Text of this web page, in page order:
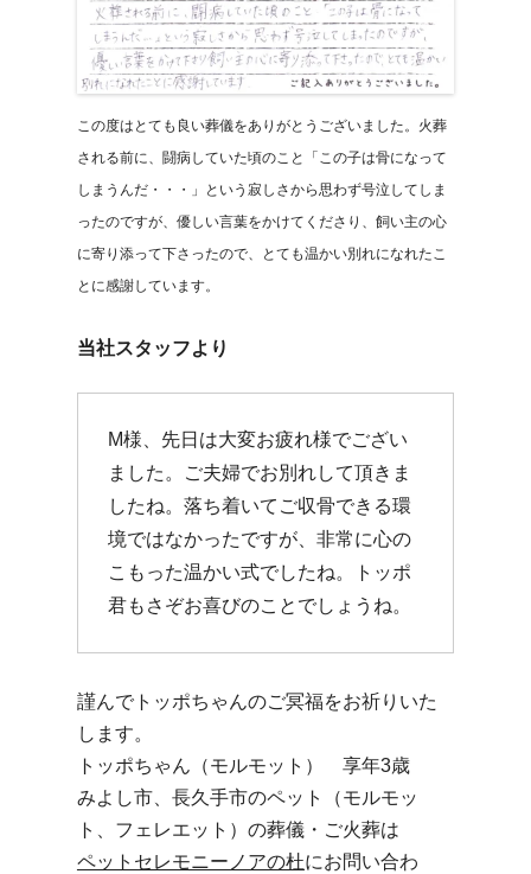
この度はとても良い葬儀をありがとうございました。火葬
される前に、闘病していた頃のこと「この子は骨になって
しまうんだ・・・」という寂しさから思わず号泣してしま
ったのですが、優しい言葉をかけてくださり、飼い主の心
に寄り添って下さったので、とても温かい別れになれたこ
とに感謝しています。
当社スタッフより
M様、先日は大変お疲れ様でござい
ました。ご夫婦でお別れして頂きま
したね。落ち着いてご収骨できる環
境ではなかったですが、非常に心の
こもった温かい式でしたね。トッポ
君もさぞお喜びのことでしょうね。
謹んでトッポちゃんのご冥福をお祈りいた
します。
トッポちゃん（モルモット） 享年3歳
みよし市、長久手市のペット（モルモッ
ト、フェレエット）の葬儀・ご火葬は
ペットセレモニーノアの杜にお問い合わ